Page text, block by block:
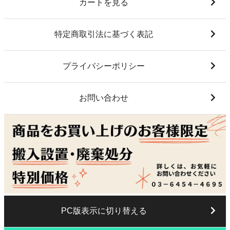
カートを見る
特定商取引法に基づく表記
プライバシーポリシー
お問い合わせ
PC版表示に切り替える